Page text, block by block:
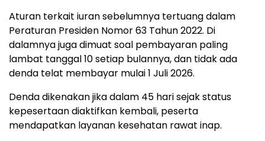
Aturan terkait iuran sebelumnya tertuang dalam
Peraturan Presiden Nomor 63 Tahun 2022. Di
dalamnya juga dimuat soal pembayaran paling
lambat tanggal 10 setiap bulannya, dan tidak ada
denda telat membayar mulai 1 Juli 2026.
Denda dikenakan jika dalam 45 hari sejak status
kepesertaan diaktifkan kembali, peserta
mendapatkan layanan kesehatan rawat inap.